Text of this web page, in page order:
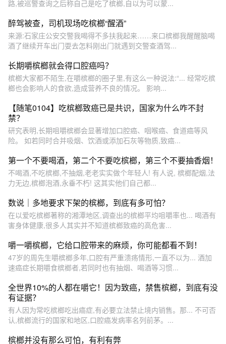
路,被巡警查询之后称自己是吃了槟榔,自以为可以蒙...
醉驾被查，司机现场吃槟榔“醒酒”
来源:石家庄公安交警我喝得不多扶我起来……来口槟榔我醒醒脑喝
酒了继续开车出门耍去怎料刚出门就遇到交警查酒驾...
长期嚼槟榔就会得口腔癌吗？
槟榔大家都不陌生,在嚼槟榔的圈子里,有这么一种说法:“... 经常吃槟
榔也会影响人的食欲,造成营养不良的情况。 影响...
【随笔0104】吃槟榔致癌已是共识，国家为什么咋不封
禁？
研究表明,长期咀嚼槟榔会显著增加口腔癌、咽喉癌、食道癌等风
险。 如若同时合并吸烟、饮酒或添加石灰等物质,致癌...
第一个不要喝酒，第二个不要吃槟榔，第三个不要抽香烟！
不喝酒,不吃槟榔,不抽烟,老老实实做个年轻人! 有人说, 槟榔配烟,法
力无边,槟榔泡酒,永垂不朽! 这其实他们自己都...
数说｜多地要求下架的槟榔，到底有多可怕？
在以爱吃槟榔著称的湘潭地区,调查出的槟榔平均咀嚼率也... 喝酒有
害身体健康,很多人其实并不知道槟榔致癌的高危害...
嚼一嚼槟榔，它给口腔带来的麻烦，你可能都看不到！
47岁的周先生嚼槟榔多年,口腔有严重溃疡情形,一直不以为... 酒加
速癌症长期嚼食槟榔者,若同时也有抽烟、喝酒等习惯...
全世界10%的人都在嚼它！因为致癌，禁售槟榔，到底有没
有证据？
有人因为常吃槟榔吃出癌症,有必要立法禁止境内销售。那... 不可否
认,槟榔流行的国家和地区,口腔癌发病率名列前茅。...
槟榔并没有那么可怕，有利有弊